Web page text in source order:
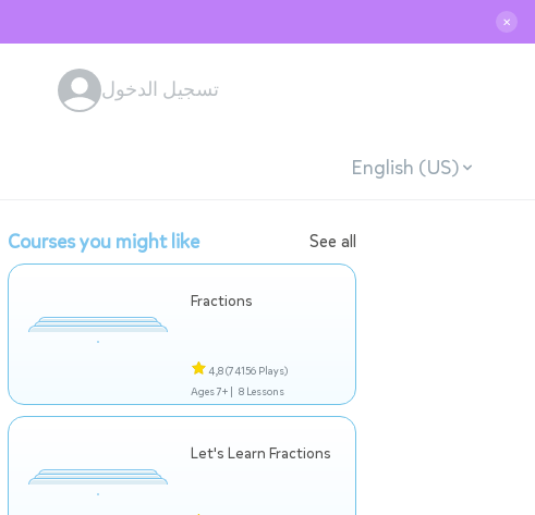
✕
تسجيل الدخول
English (US)
Courses you might like See all
Fractions
4,8(74156 Plays)
Ages 7+ | 8 Lessons
Let's Learn Fractions